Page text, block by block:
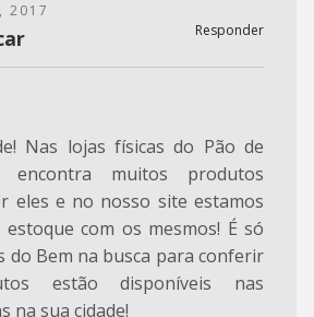
2017
Responder
Nas lojas físicas do Pão de
encontra muitos produtos
eles e no nosso site estamos
com os mesmos! É só
do Bem na busca para conferir
estão disponíveis nas
na sua cidade!